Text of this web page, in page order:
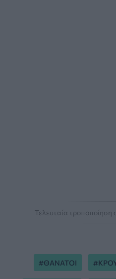
Τελευταία τροποποίηση
ΘΑΝΑΤΟΙ